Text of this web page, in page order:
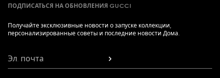
ПОДПИСАТЬСЯ НА ОБНОВЛЕНИЯ GUCCI
Получайте эксклюзивные новости о запуске коллекции,
персонализированные советы и последние новости Дома.
Эл. почта